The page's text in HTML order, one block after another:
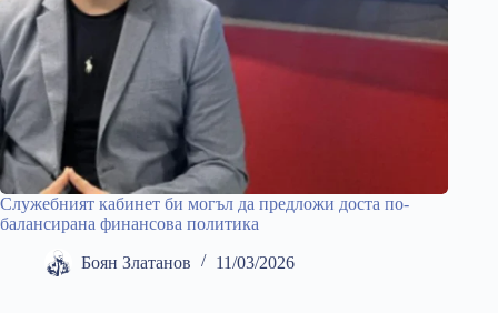
Служебният кабинет би могъл да предложи доста по-
балансирана финансова политика
Боян Златанов 11/03/2026